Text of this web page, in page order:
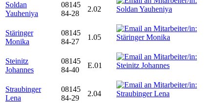
Soldan
Yauheniya
08145
84-28
2.02
Stäringer
Monika
08145
84-27
1.05
Steinitz
Johannes
08145
84-40
E.01
Straubinger
Lena
08145
84-29
2.04